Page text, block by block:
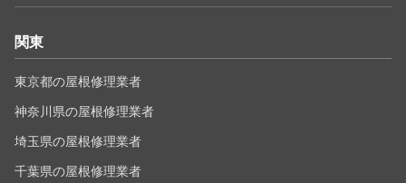
関東
東京都の屋根修理業者
神奈川県の屋根修理業者
埼玉県の屋根修理業者
千葉県の屋根修理業者